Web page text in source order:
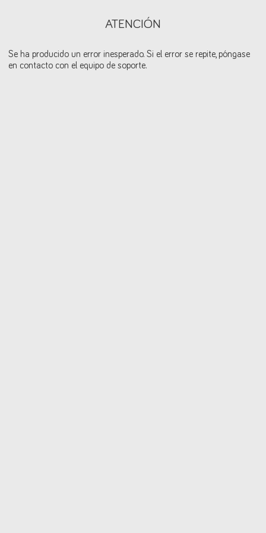
ATENCIÓN
Se ha producido un error inesperado. Si el error se repite, póngase
en contacto con el equipo de soporte.